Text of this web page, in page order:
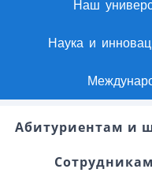
Наш
Наука и
Абитуриентам и
Сотрудникам